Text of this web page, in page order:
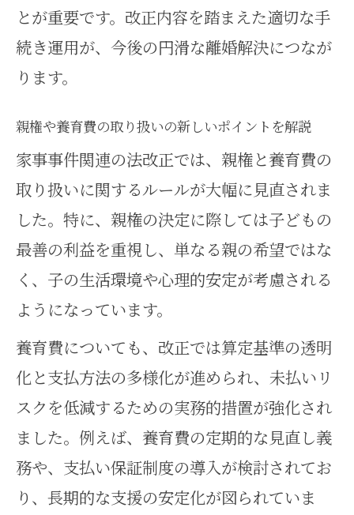
とが重要です。改正内容を踏まえた適切な手
続き運用が、今後の円滑な離婚解決につなが
ります。
親権や養育費の取り扱いの新しいポイントを解説
家事事件関連の法改正では、親権と養育費の
取り扱いに関するルールが大幅に見直されま
した。特に、親権の決定に際しては子どもの
最善の利益を重視し、単なる親の希望ではな
く、子の生活環境や心理的安定が考慮される
ようになっています。
養育費についても、改正では算定基準の透明
化と支払方法の多様化が進められ、未払いリ
スクを低減するための実務的措置が強化され
ました。例えば、養育費の定期的な見直し義
務や、支払い保証制度の導入が検討されてお
り、長期的な支援の安定化が図られていま